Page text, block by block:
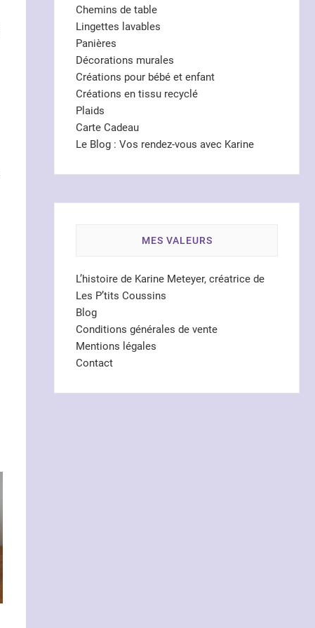
Chemins de table
Lingettes lavables
Panières
Décorations murales
Créations pour bébé et enfant
Créations en tissu recyclé
Plaids
Carte Cadeau
Le Blog : Vos rendez-vous avec Karine
MES VALEURS
L’histoire de Karine Meteyer, créatrice de
Les P’tits Coussins
Blog
Conditions générales de vente
Mentions légales
Contact